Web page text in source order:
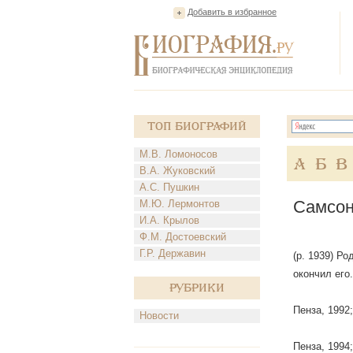
Добавить в избранное
Топ Биографий
М.В. Ломоносов
В.А. Жуковский
А.С. Пушкин
М.Ю. Лермонтов
И.А. Крылов
Ф.М. Достоевский
Г.Р. Державин
Рубрики
Новости
А Б В
(р. 1939)
окончил
Пенза,
Пенза,